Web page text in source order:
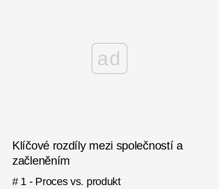
ad
Klíčové rozdíly mezi společností a
začleněním
# 1 - Proces vs. produkt